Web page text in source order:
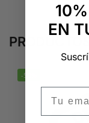
-50%
EN